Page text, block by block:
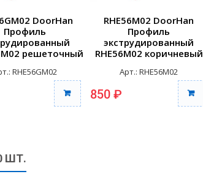
DoorHan
Профиль
решеточный
RHE56GM02
RHE56M02 DoorHan
Профиль
экструдированный
RHE56M02 коричневый
Арт.: RHE56M02
850 ₽
ШТ.